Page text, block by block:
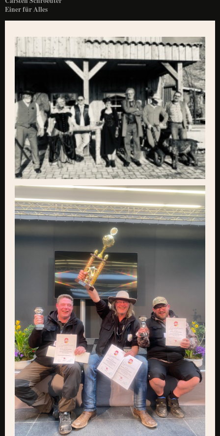
Einer für Alles